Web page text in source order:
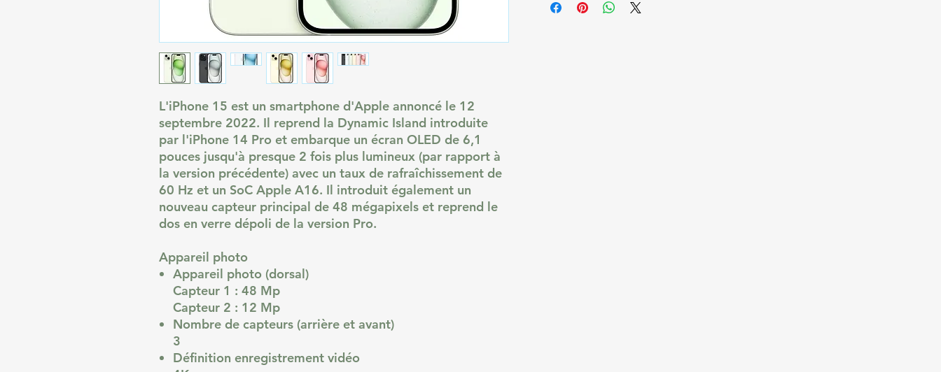
L'iPhone 15 est un smartphone d'Apple annoncé le 12
septembre 2022. Il reprend la Dynamic Island introduite
par l'iPhone 14 Pro et embarque un écran OLED de 6,1
pouces jusqu'à presque 2 fois plus lumineux (par rapport à
la version précédente) avec un taux de rafraîchissement de
60 Hz et un SoC Apple A16. Il introduit également un
nouveau capteur principal de 48 mégapixels et reprend le
dos en verre dépoli de la version Pro.
Appareil photo
Appareil photo (dorsal)
Capteur 1 : 48 Mp
Capteur 2 : 12 Mp
Nombre de capteurs (arrière et avant)
3
Définition enregistrement vidéo